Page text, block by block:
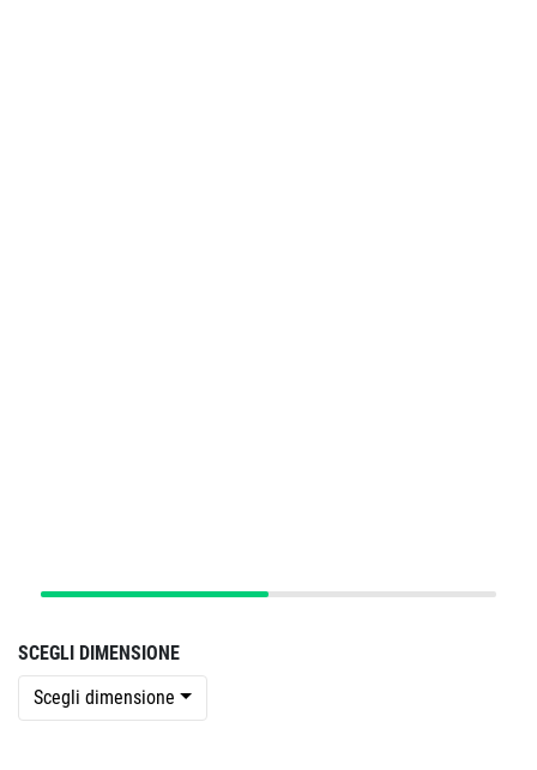
SCEGLI DIMENSIONE
Scegli dimensione